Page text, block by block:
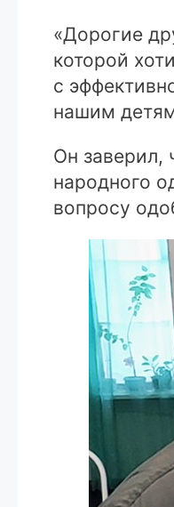
«Дорогие
которой
с
нашим
Он заверил,
народного
вопросу